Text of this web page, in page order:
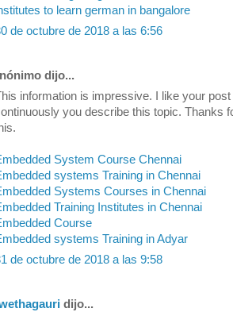
to learn german in bangalore
de octubre de 2018 a las 6:56
dijo...
information is impressive. I like your
you describe this topic. Thanks
System Course Chennai
systems Training in Chennai
Systems Courses in Chennai
Training Institutes in Chennai
Course
systems Training in Adyar
de octubre de 2018 a las 9:58
dijo...